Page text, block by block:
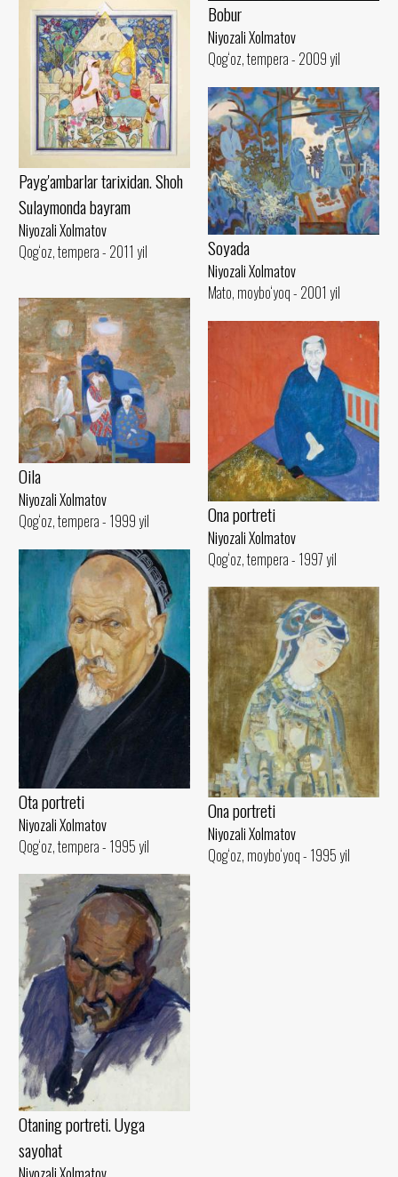
Bobur
Niyozali Xolmatov
Qog‘oz, tempera - 2009 yil
Payg'ambarlar tarixidan. Shoh
Sulaymonda bayram
Niyozali Xolmatov
Qog‘oz, tempera - 2011 yil
Soyada
Niyozali Xolmatov
Mato, moybo‘yoq - 2001 yil
Oila
Niyozali Xolmatov
Qog‘oz, tempera - 1999 yil
Ona portreti
Niyozali Xolmatov
Qog‘oz, tempera - 1997 yil
Ota portreti
Niyozali Xolmatov
Qog‘oz, tempera - 1995 yil
Ona portreti
Niyozali Xolmatov
Qog‘oz, moybo‘yoq - 1995 yil
Otaning portreti. Uyga
sayohat